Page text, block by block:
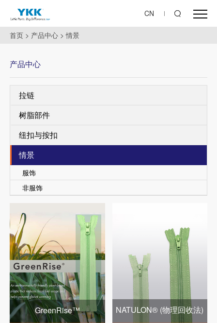
CN
首页 > 产品中心 >情景
产品中心
拉链
树脂部件
纽扣与按扣
情景
服饰
非服饰
GreenRise™ NATULON® (物理回收法)